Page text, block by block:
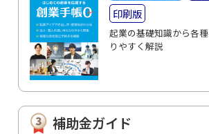
印刷版
起業の基礎知識から各
りやすく解説
補助金ガイド